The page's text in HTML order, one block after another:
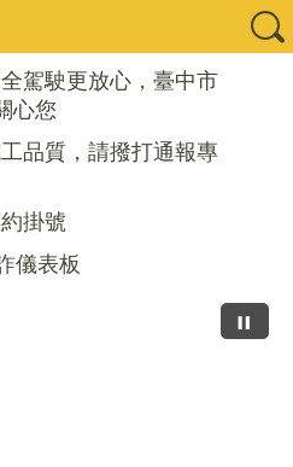
駕駛更放心，臺中市
心您
品質，請撥打通報專
掛號
儀表板